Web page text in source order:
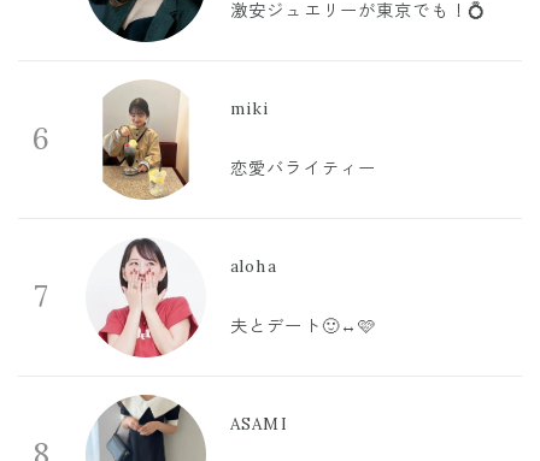
激安ジュエリーが東京でも！💍
6
miki
恋愛バライティー
7
aloha
夫とデート🙂‍↔️🩷
ASAMI